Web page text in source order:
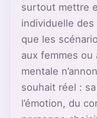
surtout mettre
individuelle des
que les
aux femmes ou
mentale
souhait réel :
l’émotion, du